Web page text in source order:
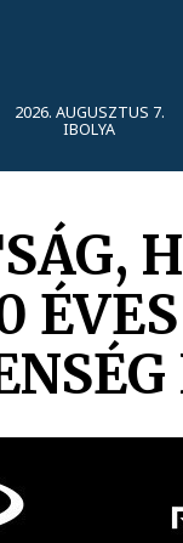
2026. AUGUSZTUS 7.
IBOLYA